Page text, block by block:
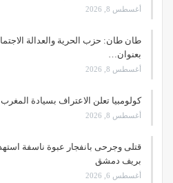
أغسطس 8, 2026
طان طان: حزب الحرية والعدالة
بعنوان…
أغسطس 8, 2026
كولومبيا تعلن الاعتراف بسيادة المغرب
أغسطس 8, 2026
قتلى وجرحى بانفجار عبوة ناسفة
بريف دمشق
أغسطس 6, 2026